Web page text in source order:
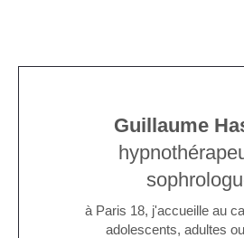
Guillaume
à Paris 18, j'accueille au
adolescents, adultes